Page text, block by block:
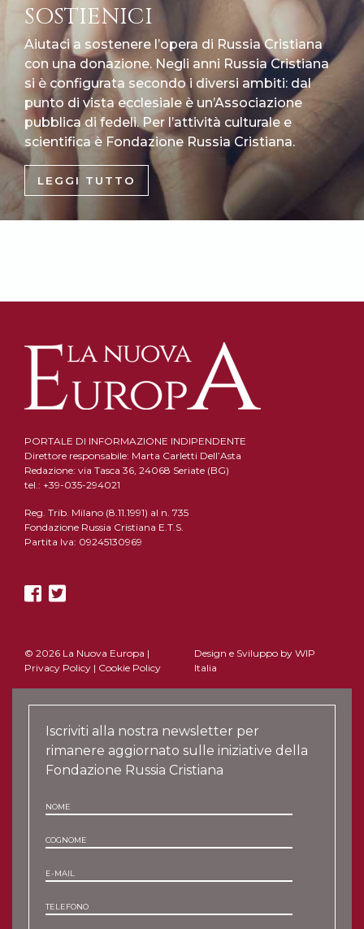
SOSTIENICI
Aiutaci a sostenere l’opera di Russia Cristiana
con una donazione. Negli anni Russia Cristiana
si è configurata secondo i diversi ambiti: dal
punto di vista ecclesiale è un’Associazione
pubblica di fedeli. Per l’attività culturale e
scientifica è Fondazione Russia Cristiana.
LEGGI TUTTO
PORTALE DI INFORMAZIONE INDIPENDENTE
Direttore responsabile: Marta Carletti Dell’Asta
Redazione: via Tasca 36, 24068 Seriate (BG)
tel.: +39-035-294021
Reg. Trib. Milano (8.11.1991) al n. 735
Fondazione Russia Cristiana E.T.S.
Partita Iva: 09245130969
© 2026 La Nuova Europa |
Privacy Policy | Cookie Policy
Design e Sviluppo by WIP
Italia
Iscriviti alla nostra newsletter per
rimanere aggiornato sulle iniziative della
Fondazione Russia Cristiana
NOME
COGNOME
E-MAIL
TELEFONO